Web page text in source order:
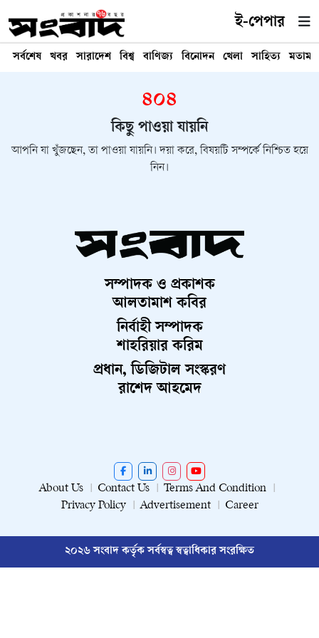
ই-পেপার
সর্বশেষ খবর সারাদেশ বিশ্ব বাণিজ্য বিনোদন খেলা সাহিত্য মতামত
৪০৪
কিছু পাওয়া যায়নি
আপনি যা খুঁজছেন, তা পাওয়া যায়নি। দয়া করে, বিষয়টি সম্পর্কে নিশ্চিত হয়ে
নিন।
সম্পাদক ও প্রকাশক
আলতামাশ কবির
নির্বাহী সম্পাদক
শাহরিয়ার করিম
প্রধান, ডিজিটাল সংস্করণ
রাশেদ আহমেদ
About Us Contact Us
Terms And Condition
Privacy Policy
Advertisement Career
২০২৬ সংবাদ কর্তৃক সর্বস্বত্ব স্বত্বাধিকার সংরক্ষিত